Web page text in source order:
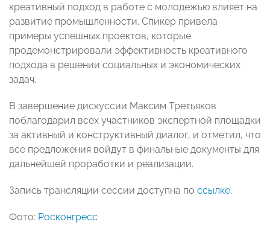
креативный подход в работе с молодежью влияет на
развитие промышленности. Спикер привела
примеры успешных проектов, которые
продемонстрировали эффективность креативного
подхода в решении социальных и экономических
задач.
В завершение дискуссии Максим Третьяков
поблагодарил всех участников экспертной площадки
за активный и конструктивный диалог, и отметил, что
все предложения войдут в финальные документы для
дальнейшей проработки и реализации.
Запись трансляции сессии доступна по ссылке.
Фото: Росконгресс